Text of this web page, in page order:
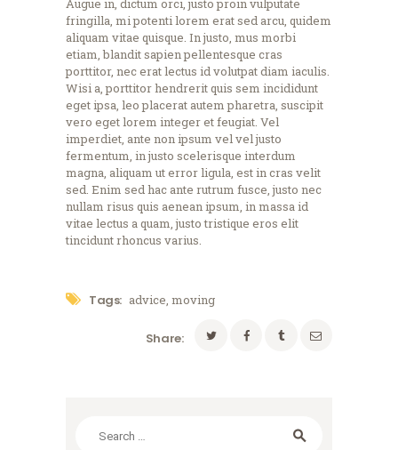
Augue in, dictum orci, justo proin vulputate
fringilla, mi potenti lorem erat sed arcu, quidem
aliquam vitae quisque. In justo, mus morbi
etiam, blandit sapien pellentesque cras
porttitor, nec erat lectus id volutpat diam iaculis.
Wisi a, porttitor hendrerit quis sem incididunt
eget ipsa, leo placerat autem pharetra, suscipit
vero eget lorem integer et feugiat. Vel
imperdiet, ante non ipsum vel vel justo
fermentum, in justo scelerisque interdum
magna, aliquam ut error ligula, est in cras velit
sed. Enim sed hac ante rutrum fusce, justo nec
nullam risus quis aenean ipsum, in massa id
vitae lectus a quam, justo tristique eros elit
tincidunt rhoncus varius.
Tags: advice,moving
Share: